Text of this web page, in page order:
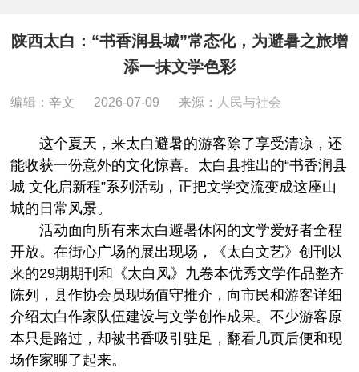
陕西太白：“书香润县城”常态化，为避暑之旅增
添一抹文学色彩
编辑：辛文 2026-07-09 来源： 人民与社会
这个夏天，来太白避暑的游客除了享受清凉，还
能收获一份意外的文化惊喜。太白县推出的“书香润县
城 文化启新程”系列活动，正把文学交流变成这座山
城的日常风景。
活动面向所有来太白避暑休闲的文学爱好者全程
开放。在街心广场的展出现场，《太白文艺》创刊以
来的29期期刊和《太白风》九卷本优秀文学作品整齐
陈列，县作协会员现场值守推介，向市民和游客详细
介绍太白作家队伍建设与文学创作成果。不少游客原
本只是路过，却被书香吸引驻足，翻看几页后便和现
场作家聊了起来。